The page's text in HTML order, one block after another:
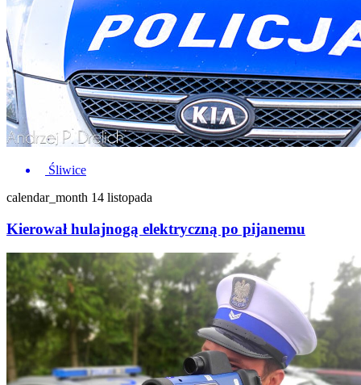
Śliwice
calendar_month 14 listopada
Kierował hulajnogą elektryczną po pijanemu